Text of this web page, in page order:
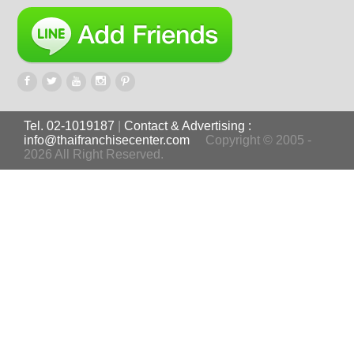
Tel. 02-1019187
Contact & Advertising :
info@thaifranchisecenter.com
Copyright © 2005 -
2026 All Right Reserved.